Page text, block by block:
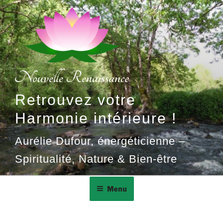
Aller
au
contenu
principal
Retrouvez votre
Harmonie intérieure !
Aurélie Dufour, énergéticienne –
Spiritualité, Nature & Bien-être
Menu